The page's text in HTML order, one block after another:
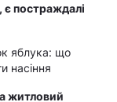
постраждалі
яблука: що
насіння
житловий